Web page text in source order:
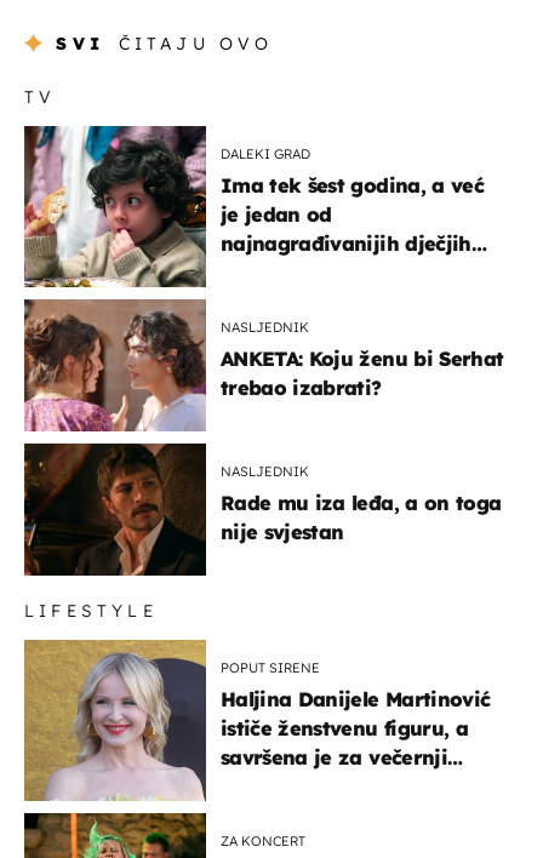
SVI ČITAJU OVO
TV
DALEKI GRAD
Ima tek šest godina, a već
je jedan od
najnagrađivanijih dječjih
NASLJEDNIK
ANKETA: Koju ženu bi Serhat
trebao izabrati?
NASLJEDNIK
Rade mu iza leđa, a on toga
nije svjestan
LIFESTYLE
POPUT SIRENE
Haljina Danijele Martinović
ističe ženstvenu figuru, a
savršena je za večernji
ZA KONCERT